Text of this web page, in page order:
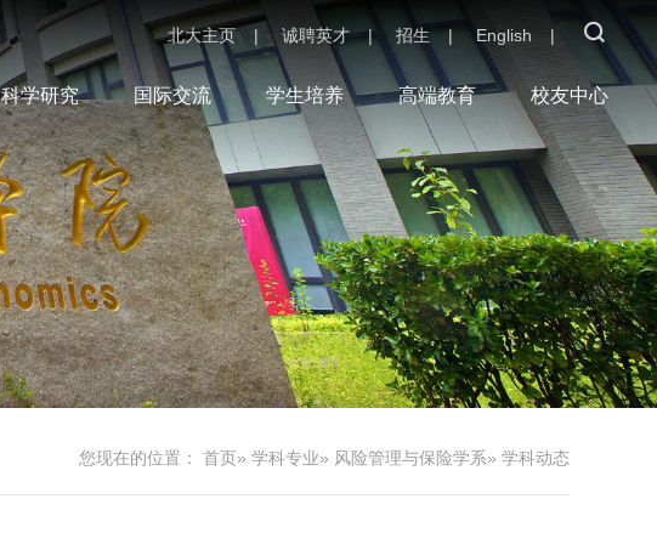
北大主页 | 诚聘英才 | 招生 | English |
科学研究 国际交流 学生培养 高端教育 校友中心
您现在的位置： 首页» 学科专业» 风险管理与保险学系» 学科动态